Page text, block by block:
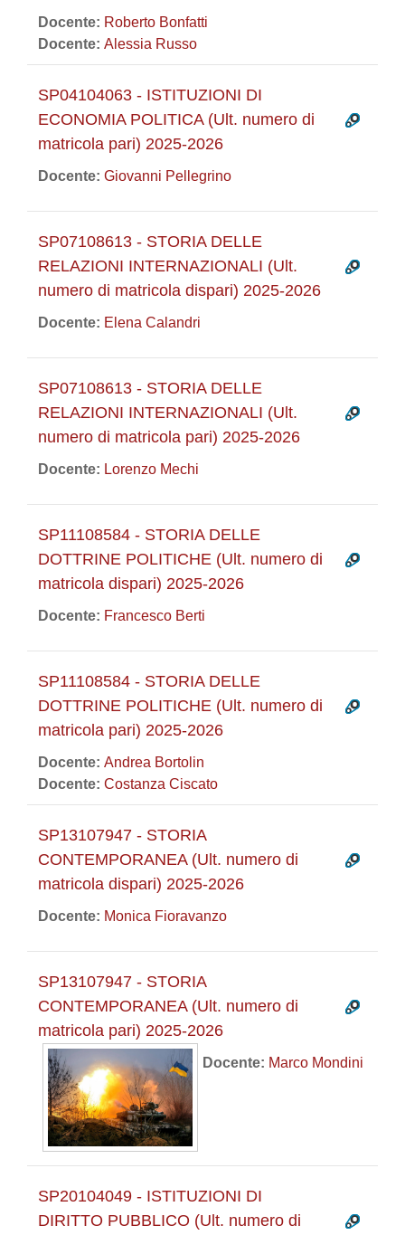
Docente: Roberto Bonfatti
Docente: Alessia Russo
SP04104063 - ISTITUZIONI DI
ECONOMIA POLITICA (Ult. numero di
matricola pari) 2025-2026
Docente: Giovanni Pellegrino
SP07108613 - STORIA DELLE
RELAZIONI INTERNAZIONALI (Ult.
numero di matricola dispari) 2025-2026
Docente: Elena Calandri
SP07108613 - STORIA DELLE
RELAZIONI INTERNAZIONALI (Ult.
numero di matricola pari) 2025-2026
Docente: Lorenzo Mechi
SP11108584 - STORIA DELLE
DOTTRINE POLITICHE (Ult. numero di
matricola dispari) 2025-2026
Docente: Francesco Berti
SP11108584 - STORIA DELLE
DOTTRINE POLITICHE (Ult. numero di
matricola pari) 2025-2026
Docente: Andrea Bortolin
Docente: Costanza Ciscato
SP13107947 - STORIA
CONTEMPORANEA (Ult. numero di
matricola dispari) 2025-2026
Docente: Monica Fioravanzo
SP13107947 - STORIA
CONTEMPORANEA (Ult. numero di
matricola pari) 2025-2026
Docente: Marco Mondini
SP20104049 - ISTITUZIONI DI
DIRITTO PUBBLICO (Ult. numero di